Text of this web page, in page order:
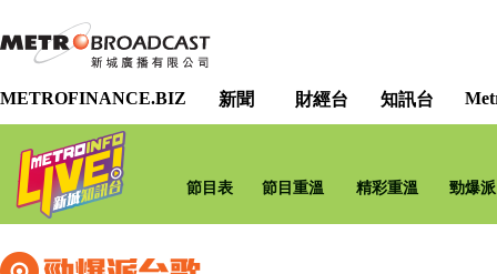
METROFINANCE.BIZ 新聞 財經台 知訊台
節目表 節目重溫 精彩重溫 勁爆